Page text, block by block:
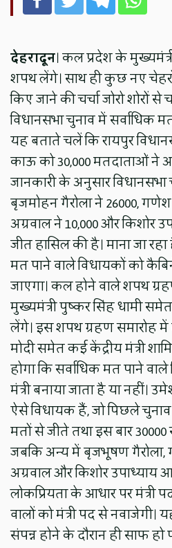
देहरादून। कल प्रदेश के
शपथ लेंगे। साथ ही कुछ नए
किए जाने की चर्चा जोरो शोरों
विधानसभा चुनाव में सर्वाधिक
यह बताते चलें कि रायपुर
काऊ को 30,000 मतदाताओं ने
जानकारी के अनुसार
बृजमोहन गैरोला ने 26000, गणेश
अग्रवाल ने 10,000 और किशोर
जीत हासिल की है। माना जा
मत पाने वाले विधायकों को
जाएगा। कल होने वाले शपथ
मुख्यमंत्री पुष्कर सिंह धामी
लेंगे। इस शपथ ग्रहण समारोह में
मोदी समेत कई केंद्रीय मंत्री
होगा कि सर्वाधिक मत पाने
मंत्री बनाया जाता है या
ऐसे विधायक हैं, जो पिछले
मतों से जीते तथा इस बार
जबकि अन्य में बृजभूषण गैरोला,
अग्रवाल और किशोर उपाध्याय
लोकप्रियता के आधार पर मंत्री
वालों को मंत्री पद से नवाजेगी।
संपन्न होने के दौरान ही साफ हो